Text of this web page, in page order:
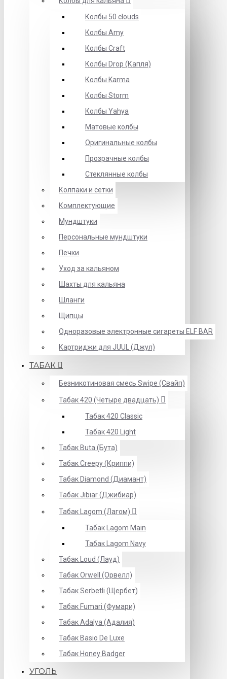
Колбы 50 clouds
Колбы Amy
Колбы Craft
Колбы Drop (Капля)
Колбы Karma
Колбы Storm
Колбы Yahya
Матовые колбы
Оригинальные колбы
Прозрачные колбы
Стеклянные колбы
Колпаки и сетки
Комплектующие
Мундштуки
Персональные мундштуки
Печки
Уход за кальяном
Шахты для кальяна
Шланги
Щипцы
Одноразовые электронные сигареты ELF BAR
Картриджи для JUUL (Джул)
ТАБАК
Безникотиновая смесь Swipe (Свайп)
Табак 420 (Четыре двадцать)
Табак 420 Classic
Табак 420 Light
Табак Buta (Бута)
Табак Creepy (Криппи)
Табак Diamond (Диамант)
Табак Jibiar (Джибиар)
Табак Lagom (Лагом)
Табак Lagom Main
Табак Lagom Navy
Табак Loud (Лауд)
Табак Orwell (Орвелл)
Табак Serbetli (Щербет)
Табак Fumari (Фумари)
Табак Adalya (Адалия)
Табак Basio De Luxe
Табак Honey Badger
УГОЛЬ